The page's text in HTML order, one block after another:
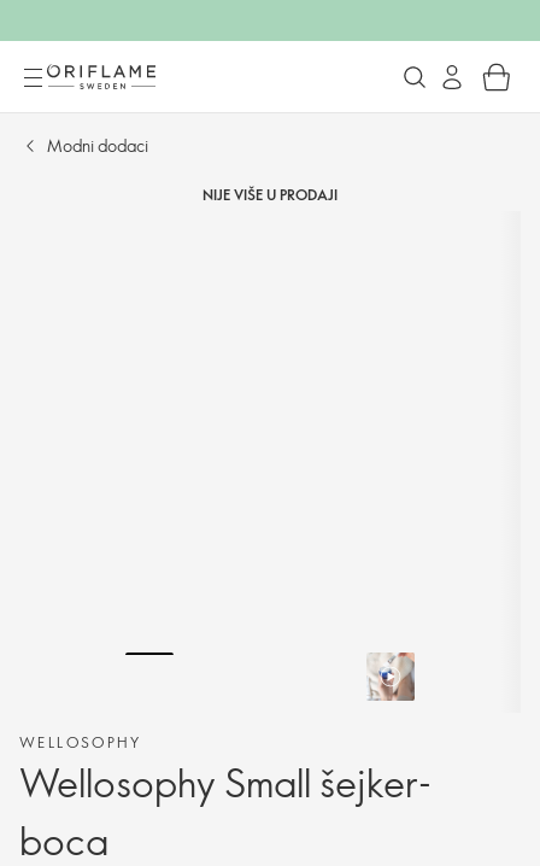
Modni dodaci
NIJE VIŠE U PRODAJI
WELLOSOPHY
Wellosophy Small šejker-
boca